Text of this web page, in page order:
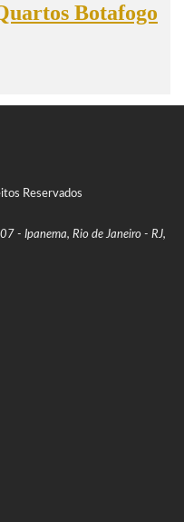
Botafogo
Reservados
- Ipanema, Rio de Janeiro - RJ,